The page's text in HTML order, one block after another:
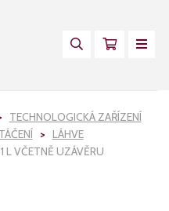
TECHNOLOGICKÁ ZAŘÍZENÍ
LÁHVE
L VČETNĚ UZÁVĚRU